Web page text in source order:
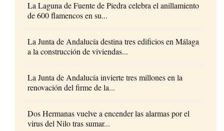
La Laguna de Fuente de Piedra celebra el anillamiento
de 600 flamencos en su...
La Junta de Andalucía destina tres edificios en Málaga
a la construcción de viviendas...
La Junta de Andalucía invierte tres millones en la
renovación del firme de la...
Dos Hermanas vuelve a encender las alarmas por el
virus del Nilo tras sumar...